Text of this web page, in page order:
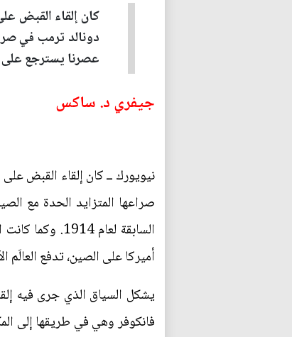
كان إلقاء القبض
دونالد ترمب في
عصرنا يسترجع على
جيفري د. ساكس
نيويورك ــ كان إلقاء القبض
صراعها المتزايد الحدة مع
السابقة لعام
أميركا على الصين، تدفع العالَم
يشكل السياق الذي جرى فيه
فانكوفر وهي في طريقها إلى